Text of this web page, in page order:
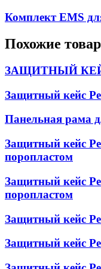
Комплект EMS
Похожие
ЗАЩИТНЫЙ
Защитный кейс
Панельная рама
Защитный кейс
поропластом
Защитный кейс
поропластом
Защитный кейс
Защитный кейс